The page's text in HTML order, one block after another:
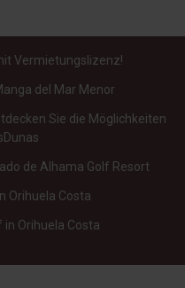
Vermietungslizenz!
del Mar Menor
Sie die Möglichkeiten
de Alhama Golf Resort
Orihuela Costa
Orihuela Costa